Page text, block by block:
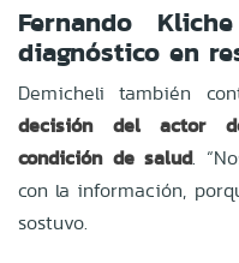
Fernando
diagnóstico en
Demicheli también
decisión del actor
condición de salud.
con la información,
sostuvo.